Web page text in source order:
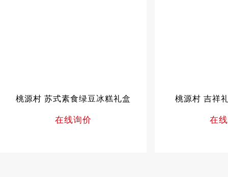
桃源村 苏式素食绿豆冰糕礼盒
在线询价
桃源村 吉祥
在